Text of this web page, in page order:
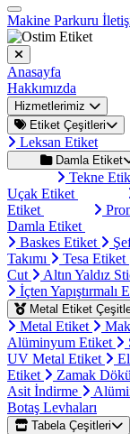
Makine Parkuru
Anasayfa
Hakkımızda
Hizmetlerimiz
Etiket Çeşitleri
Leksan Etiket
Damla Etiket
Tekne
Uçak Etiket
Etiket
Damla Etiket
Baskes Etiket
Takımı
Tesa Etiket
Cut
Altın Yaldız
İçten Yapıştırmalı
Metal Etiket
Metal Etiket
Alüminyum Etiket
UV Metal Etiket
Etiket
Zamak
Asit İndirme
Botaş Levhaları
Tabela Çeşitleri